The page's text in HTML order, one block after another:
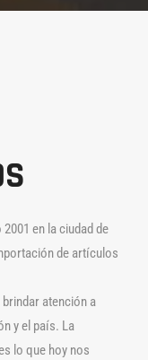
en la ciudad de
de artículos
atención a
y el país. La
lo que hoy nos